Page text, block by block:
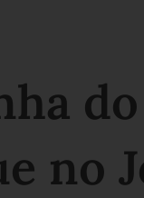
no